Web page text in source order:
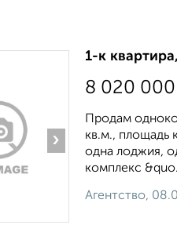
›
1-к
8 020 000
Продам
кв.м., площадь
одна лоджия,
комплекс
Агентство,